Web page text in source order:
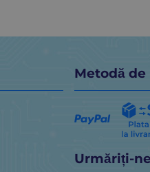
Metodă
Urmăriți-ne